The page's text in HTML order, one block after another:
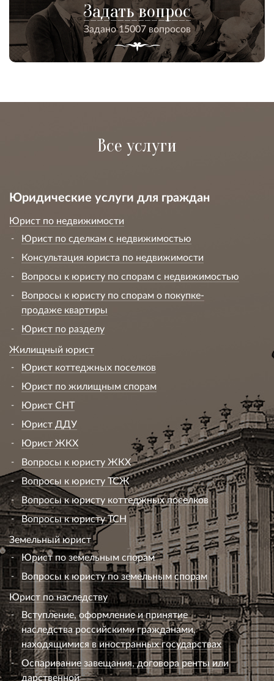
Задать вопрос
Задано 15007 вопросов
Все услуги
Юридические услуги для граждан
Юрист по недвижимости
Юрист по сделкам с недвижимостью
Консультация юриста по недвижимости
Вопросы к юристу по спорам с недвижимостью
Вопросы к юристу по спорам о покупке-
продаже квартиры
Юрист по разделу
Жилищный юрист
Юрист коттеджных поселков
Юрист по жилищным спорам
Юрист СНТ
Юрист ДДУ
Юрист ЖКХ
Вопросы к юристу ЖКХ
Вопросы к юристу ТСЖ
Вопросы к юристу коттеджных поселков
Вопросы к юристу ТСН
Земельный юрист
Юрист по земельным спорам
Вопросы к юристу по земельным спорам
Юрист по наследству
Вступление, оформление и принятие
наследства российскими гражданами,
находящимися в иностранных государствах
Оспаривание завещания, договора ренты или
дарственной